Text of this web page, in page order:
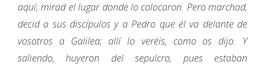
aquí; mirad el lugar donde lo colocaron. Pero marchad,
decid a sus discípulos y a Pedro que él va delante de
vosotros a Galilea; allí lo veréis, como os dijo. Y
saliendo, huyeron del sepulcro, pues estaban